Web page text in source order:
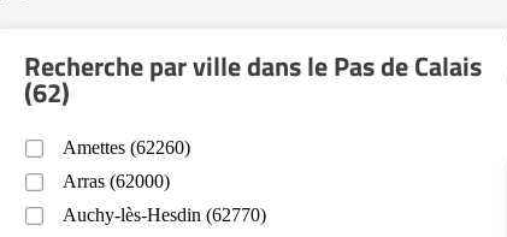
Recherche par ville dans le Pas de Calais
(62)
Amettes (62260)
Arras (62000)
Auchy-lès-Hesdin (62770)